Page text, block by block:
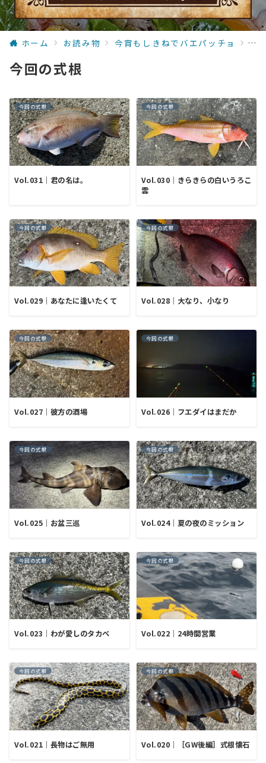
ホーム お読み物 今宵もしきねでバエパッチョ 今
今回の式根
今回の式根
Vol.031｜君の名は。
今回の式根
Vol.030｜きらきらの白いうろこ
雲
今回の式根
Vol.029｜あなたに逢いたくて
今回の式根
Vol.028｜大なり、小なり
今回の式根
Vol.027｜彼方の酒場
今回の式根
Vol.026｜フエダイはまだか
今回の式根
Vol.025｜お盆三巡
今回の式根
Vol.024｜夏の夜のミッション
今回の式根
Vol.023｜わが愛しのタカベ
今回の式根
Vol.022｜24時間営業
今回の式根
Vol.021｜長物はご無用
今回の式根
Vol.020｜［GW後編］式根懐石